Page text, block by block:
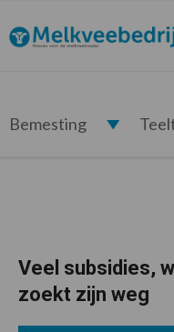
de
hoofdnavigatie
de
hoofd
de
eerste
de
voettekst
Melkveebedrijf.nl
Bemesting
Veel subsidies,
zoekt zijn weg